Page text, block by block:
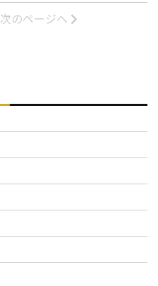
次のページへ